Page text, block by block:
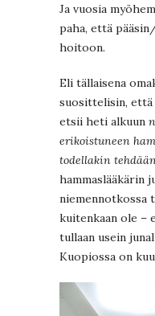
Ja vuosia
paha, että
hoitoon.
Eli tällaisena
suosittelisin, että
etsii heti alkuun
erikoistuneen
todellakin
hammaslääkärin
niemennotkossa
kuitenkaan ole –
tullaan usein
Kuopiossa on